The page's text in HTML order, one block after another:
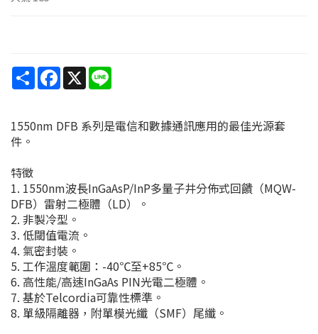
Share Facebook
X
1550nm DFB 系列是電信和數據通訊應用的最佳光源套
件。
特徵
1. 1550nm波長InGaAsP/InP多量子井分佈式回饋（MQW-
DFB）雷射二極體（LD）。
2. 非製冷型。
3. 低閾值電流。
4. 氣密封裝。
5. 工作溫度範圍：-40℃至+85℃。
6. 高性能/高速InGaAs PIN光電二極體。
7. 基於Telcordia可靠性標準。
8. 單級隔離器，附單模光纖（SMF）尾纖。